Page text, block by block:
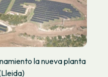
la nueva planta